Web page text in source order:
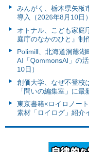
みんがく、栃木県矢板
導入（2026年8月10日）
オトナル、こども家庭
庭庁のなかのひと』制
Polimill、北海道洞爺湖
AI「QommonsAI」の
10日）
創価大学、なぜ不登校
「問いの編集室」に最
東京書籍×ロイロノー
素材「ロイログ」紹介